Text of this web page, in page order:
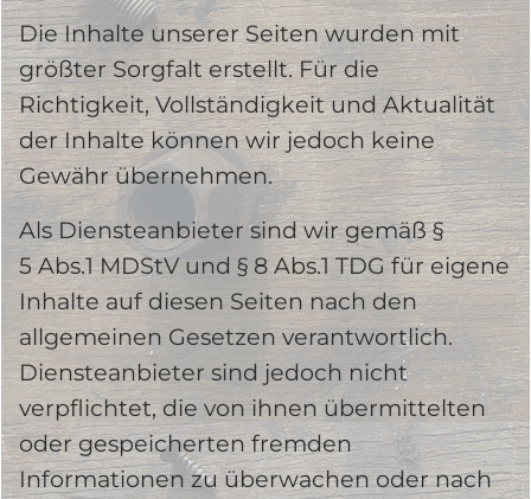
Die Inhalte unserer Seiten wurden mit
größter Sorgfalt erstellt. Für die
Richtigkeit, Vollständigkeit und Aktualität
der Inhalte können wir jedoch keine
Gewähr übernehmen.
Als Diensteanbieter sind wir gemäß §
5 Abs.1 MDStV und § 8 Abs.1 TDG für eigene
Inhalte auf diesen Seiten nach den
allgemeinen Gesetzen verantwortlich.
Diensteanbieter sind jedoch nicht
verpflichtet, die von ihnen übermittelten
oder gespeicherten fremden
Informationen zu überwachen oder nach